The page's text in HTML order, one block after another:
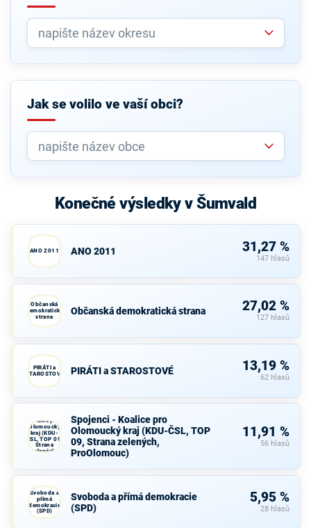
Jak se volilo ve vaší obci?
Konečné výsledky v Šumvald
ANO 2011 ANO 2011 31,27 %
147 hlasů
Občanská
demokratická
strana
Občanská demokratická strana 27,02 %
127 hlasů
PIRÁTI a
STAROSTOVÉ
PIRÁTI a STAROSTOVÉ 13,19 %
62 hlasů
Koalice pro
Olomoucký
kraj (KDU-
ČSL, TOP 09,
Strana
zelených,
Spojenci - Koalice pro
Olomoucký kraj (KDU-ČSL, TOP
09, Strana zelených,
ProOlomouc)
11,91 %
56 hlasů
Svoboda a
přímá
demokracie
(SPD)
Svoboda a přímá demokracie
(SPD)
5,95 %
28 hlasů